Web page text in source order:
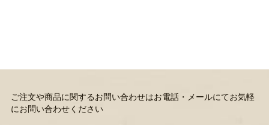
ご注文や商品に関するお問い合わせはお電話・メールにてお気軽
にお問い合わせください